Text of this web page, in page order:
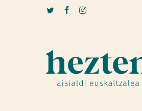
twitter facebookinstagram